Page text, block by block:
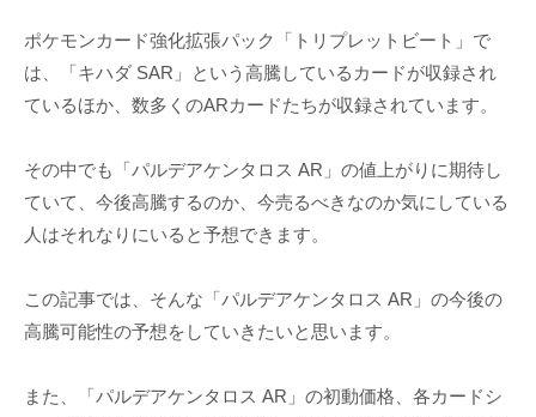
ポケモンカード強化拡張パック「トリプレットビート」で
は、「キハダ SAR」という高騰しているカードが収録され
ているほか、数多くのARカードたちが収録されています。
その中でも「パルデアケンタロス AR」の値上がりに期待し
ていて、今後高騰するのか、今売るべきなのか気にしている
人はそれなりにいると予想できます。
この記事では、そんな「パルデアケンタロス AR」の今後の
高騰可能性の予想をしていきたいと思います。
また、「パルデアケンタロス AR」の初動価格、各カードシ